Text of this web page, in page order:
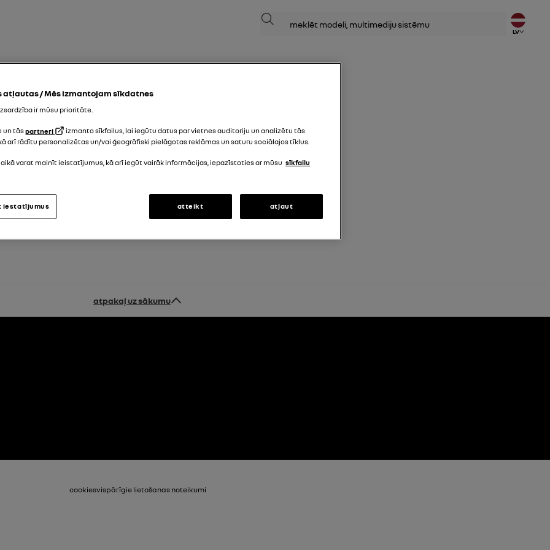
Meklēt
LV
atpakaļ uz sākumu
cookiesvispārīgie lietošanas noteikumi
atļautas / Mēs izmantojam sīkdatnes
ir mūsu prioritāte.
un tāspartneri
izmanto sīkfailus, lai iegūtu datus par vietnes auditoriju un analizētu tās
arī rādītu personalizētas un/vai ģeogrāfiski pielāgotas reklāmas un saturu sociālajos tīklus.
laikā varat mainīt ieistatījumus, kā arī iegūt vairāk informācijas, iepazīstoties ar mūsu sīkfailu
atteikt atļaut
iestatījumus